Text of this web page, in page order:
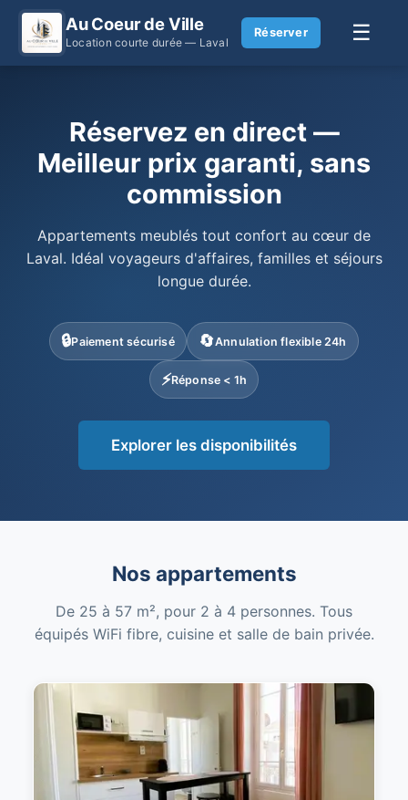
Au Coeur de Ville
Location courte durée — Laval
Réserver ☰
Réservez en direct —
Meilleur prix garanti, sans
commission
Appartements meublés tout confort au cœur de
Laval. Idéal voyageurs d'affaires, familles et séjours
longue durée.
🔒Paiement sécurisé 🔄Annulation flexible 24h
⚡Réponse < 1h
Explorer les disponibilités
Nos appartements
De 25 à 57 m², pour 2 à 4 personnes. Tous
équipés WiFi fibre, cuisine et salle de bain privée.